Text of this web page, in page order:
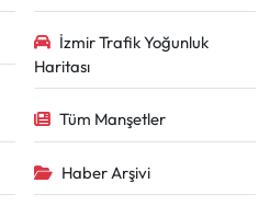
İzmir Trafik Yoğunluk
Haritası
Tüm Manşetler
Haber Arşivi